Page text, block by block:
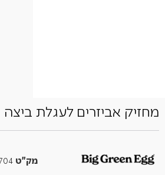
מחזיק אביזרים לעגלת ביצה
מק"ט 122704